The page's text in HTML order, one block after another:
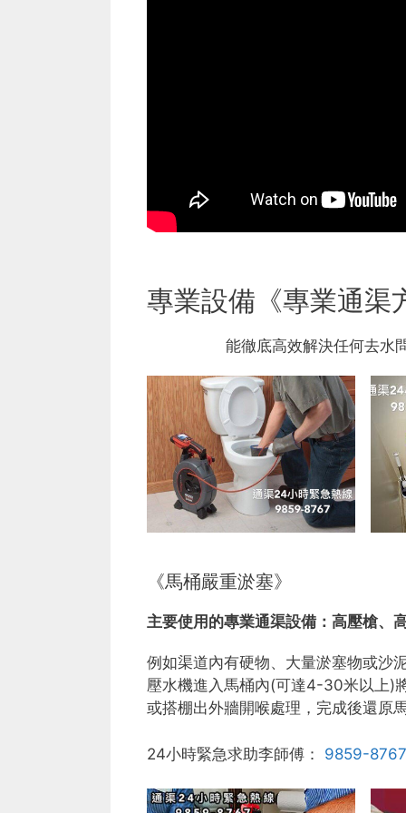
專業設備《專業通渠
能徹底高效解決任何去水
《馬桶嚴重淤塞》
主要使用的專業通渠設備： 高壓槍、
例如渠道內有硬物、大量淤塞物或沙
壓水機進入馬桶內(可達4-30米以上)
或搭棚出外牆開喉處理，完成後還原
24小時緊急求助李師傅： 9859-8767